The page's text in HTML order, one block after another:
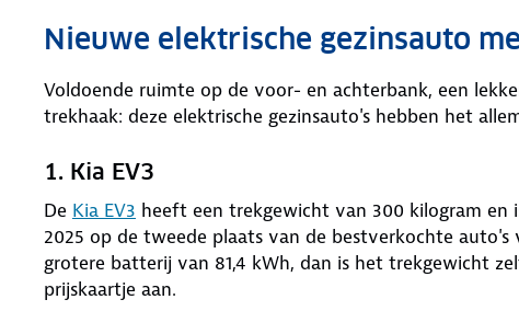
Nieuwe elektrische gezinsauto
Voldoende ruimte op de voor- en achterbank, een
trekhaak: deze elektrische gezinsauto's hebben het
1. Kia EV3
De Kia EV3 heeft een trekgewicht van 300 kilogram en
2025 op de tweede plaats van de bestverkochte
grotere batterij van 81,4 kWh, dan is het trekgewicht
prijskaartje aan.